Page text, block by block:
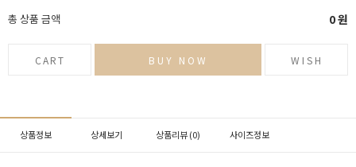
총 상품 금액 0원
CART BUY NOW WISH
상품정보 상세보기 상품리뷰 (0) 사이즈정보